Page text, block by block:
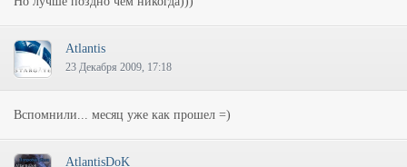
Atlantis
23 Декабря 2009, 17:18
Вспомнили... месяц уже как прошел =)
AtlantisDoK